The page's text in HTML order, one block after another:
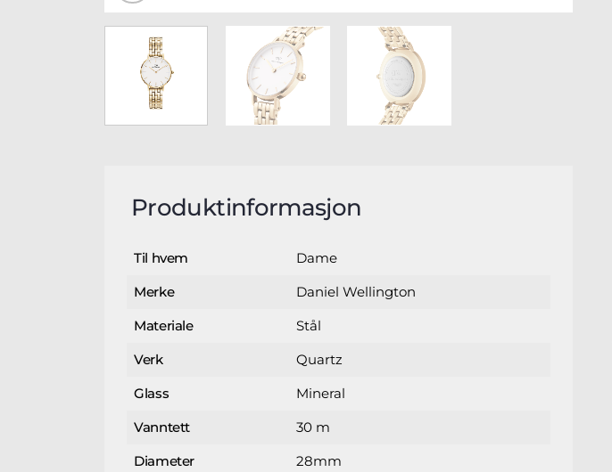
Produktinformasjon
Til hvem Dame
Merke Daniel Wellington
Materiale Stål
Verk Quartz
Glass Mineral
Vanntett 30 m
Diameter 28mm